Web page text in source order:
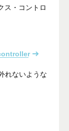
ス・コントロ
れないような